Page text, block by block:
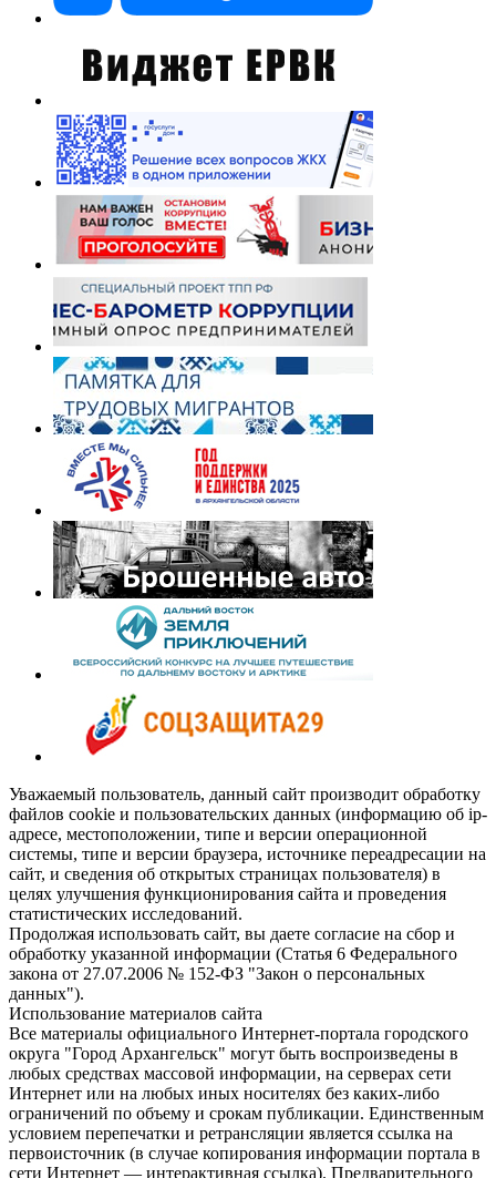
Уважаемый пользователь, данный сайт производит обработку
файлов cookie и пользовательских данных (информацию об ip-
адресе, местоположении, типе и версии операционной
системы, типе и версии браузера, источнике переадресации на
сайт, и сведения об открытых страницах пользователя) в
целях улучшения функционирования сайта и проведения
статистических исследований.
Продолжая использовать сайт, вы даете согласие на сбор и
обработку указанной информации (Статья 6 Федерального
закона от 27.07.2006 № 152-ФЗ "Закон о персональных
данных").
Использование материалов сайта
Все материалы официального Интернет-портала городского
округа "Город Архангельск" могут быть воспроизведены в
любых средствах массовой информации, на серверах сети
Интернет или на любых иных носителях без каких-либо
ограничений по объему и срокам публикации. Единственным
условием перепечатки и ретрансляции является ссылка на
первоисточник (в случае копирования информации портала в
сети Интернет — интерактивная ссылка). Предварительного